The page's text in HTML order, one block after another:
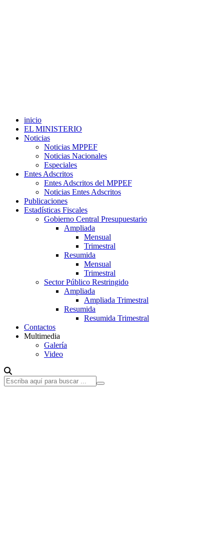
inicio
EL MINISTERIO
Noticias
Noticias MPPEF
Noticias Nacionales
Especiales
Entes Adscritos
Entes Adscritos del MPPEF
Noticias Entes Adscritos
Publicaciones
Estadísticas Fiscales
Gobierno Central Presupuestario
Ampliada
Mensual
Trimestral
Resumida
Mensual
Trimestral
Sector Público Restringido
Ampliada
Ampliada Trimestral
Resumida
Resumida Trimestral
Contactos
Multimedia
Galería
Video